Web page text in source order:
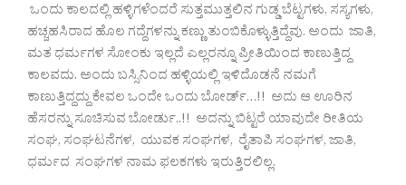
ಒಂದು ಕಾಲದಲ್ಲಿ ಹಳ್ಳಿಗಳೆಂದರೆ ಸುತ್ತಮುತ್ತಲಿನ ಗುಡ್ಡ ಬೆಟ್ಟಗಳು, ಸಸ್ಯಗಳು,
ಹಚ್ಚಹಸಿರಾದ ಹೊಲ ಗದ್ದೆಗಳನ್ನು ಕಣ್ಣು ತುಂಬಿಕೊಳ್ಳುತ್ತಿದ್ದೆವು. ಅಂದು ಜಾತಿ,
ಮತ ಧರ್ಮಗಳ ಸೋಂಕು ಇಲ್ಲದೆ ಎಲ್ಲರನ್ನೂ ಪ್ರೀತಿಯಿಂದ ಕಾಣುತ್ತಿದ್ದ
ಕಾಲವದು. ಅಂದು ಬಸ್ಸಿನಿಂದ ಹಳ್ಳಿಯಲ್ಲಿ ಇಳಿದೊಡನೆ ನಮಗೆ
ಕಾಣುತ್ತಿದ್ದದ್ದು ಕೇವಲ ಒಂದೇ ಒಂದು ಬೋರ್ಡ್…!! ಅದು ಆ ಊರಿನ
ಹೆಸರನ್ನು ಸೂಚಿಸುವ ಬೋರ್ಡು..!! ಅದನ್ನು ಬಿಟ್ಟರೆ ಯಾವುದೇ ರೀತಿಯ
ಸಂಘ, ಸಂಘಟನೆಗಳ, ಯುವಕ ಸಂಘಗಳ, ರೈತಾಪಿ ಸಂಘಗಳ, ಜಾತಿ,
ಧರ್ಮದ ಸಂಘಗಳ ನಾಮ ಫಲಕಗಳು ಇರುತ್ತಿರಲಿಲ್ಲ.